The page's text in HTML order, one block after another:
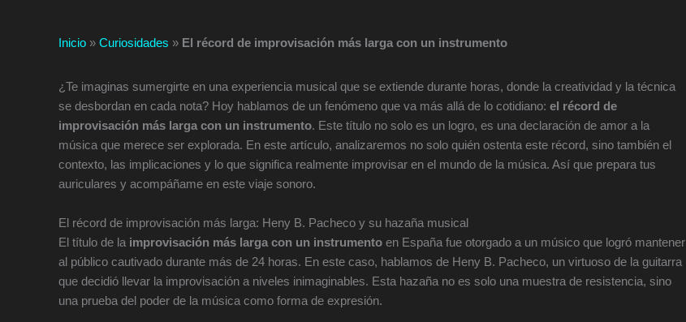
Inicio » Curiosidades » El récord de improvisación más larga con un instrumento
¿Te imaginas sumergirte en una experiencia musical que se extiende durante horas, donde la creatividad y la técnica
se desbordan en cada nota? Hoy hablamos de un fenómeno que va más allá de lo cotidiano: el récord de
improvisación más larga con un instrumento. Este título no solo es un logro, es una declaración de amor a la
música que merece ser explorada. En este artículo, analizaremos no solo quién ostenta este récord, sino también el
contexto, las implicaciones y lo que significa realmente improvisar en el mundo de la música. Así que prepara tus
auriculares y acompáñame en este viaje sonoro.
El récord de improvisación más larga: Heny B. Pacheco y su hazaña musical
El título de la improvisación más larga con un instrumento en España fue otorgado a un músico que logró mantener
al público cautivado durante más de 24 horas. En este caso, hablamos de Heny B. Pacheco, un virtuoso de la guitarra
que decidió llevar la improvisación a niveles inimaginables. Esta hazaña no es solo una muestra de resistencia, sino
una prueba del poder de la música como forma de expresión.